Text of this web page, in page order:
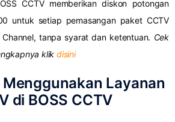
CCTV memberikan diskon potongan
untuk setiap pemasangan paket CCTV
tanpa syarat dan ketentuan. Cek
klikdisini
Layanan
di BOSS CCTV